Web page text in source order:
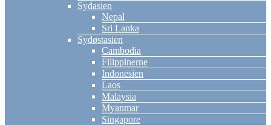
Sydasien
Nepal
Sri Lanka
Sydøstasien
Cambodia
Filippinerne
Indonesien
Laos
Malaysia
Myanmar
Singapore